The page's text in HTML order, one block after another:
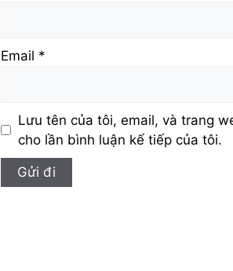
Email *
Lưu tên của tôi, email, và trang
cho lần bình luận kế tiếp của tôi.